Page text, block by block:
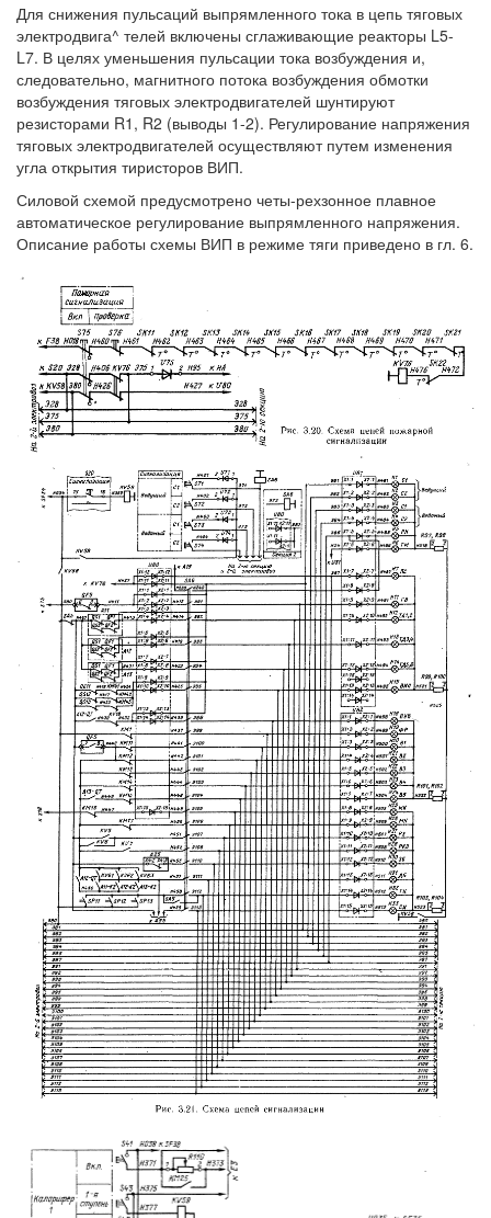
Для снижения пульсаций выпрямленного тока в цепь тяговых
электродвига^ телей включены сглаживающие реакторы L5-
L7. В целях уменьшения пульсации тока возбуждения и,
следовательно, магнитного потока возбуждения обмотки
возбуждения тяговых электродвигателей шунтируют
резисторами R1, R2 (выводы 1-2). Регулирование напряжения
тяговых электродвигателей осуществляют путем изменения
угла открытия тиристоров ВИП.
Силовой схемой предусмотрено четы-рехзонное плавное
автоматическое регулирование выпрямленного напряжения.
Описание работы схемы ВИП в режиме тяги приведено в гл. 6.